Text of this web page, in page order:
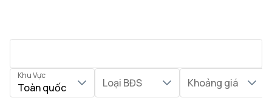
Khu Vực
Toàn quốc Loại BĐS Khoảng giá